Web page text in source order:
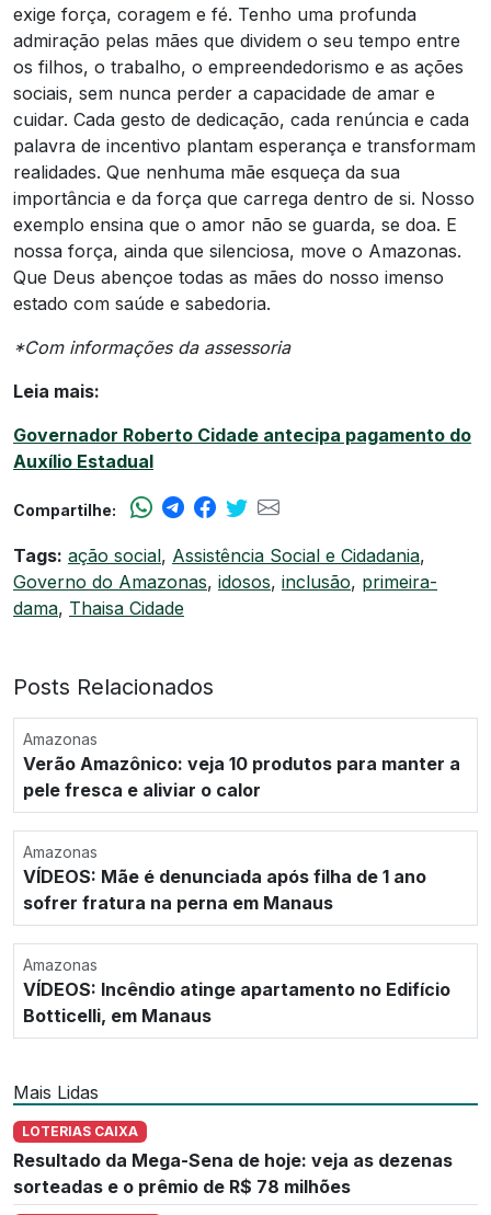
exige força, coragem e fé. Tenho uma profunda
admiração pelas mães que dividem o seu tempo entre
os filhos, o trabalho, o empreendedorismo e as ações
sociais, sem nunca perder a capacidade de amar e
cuidar. Cada gesto de dedicação, cada renúncia e cada
palavra de incentivo plantam esperança e transformam
realidades. Que nenhuma mãe esqueça da sua
importância e da força que carrega dentro de si. Nosso
exemplo ensina que o amor não se guarda, se doa. E
nossa força, ainda que silenciosa, move o Amazonas.
Que Deus abençoe todas as mães do nosso imenso
estado com saúde e sabedoria.
*Com informações da assessoria
Leia mais:
Governador Roberto Cidade antecipa pagamento do
Auxílio Estadual
Compartilhe:
Tags: ação social, Assistência Social e Cidadania,
Governo do Amazonas, idosos, inclusão, primeira-
dama, Thaisa Cidade
Posts Relacionados
Amazonas
Verão Amazônico: veja 10 produtos para manter a
pele fresca e aliviar o calor
Amazonas
VÍDEOS: Mãe é denunciada após filha de 1 ano
sofrer fratura na perna em Manaus
Amazonas
VÍDEOS: Incêndio atinge apartamento no Edifício
Botticelli, em Manaus
Mais Lidas
LOTERIAS CAIXA
Resultado da Mega-Sena de hoje: veja as dezenas
sorteadas e o prêmio de R$ 78 milhões